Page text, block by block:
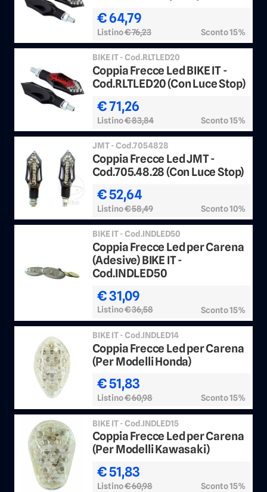
€ 64,79
Listino€ 76,23 Sconto 15%
BIKE IT - Cod.RLTLED20
Coppia Frecce Led BIKE IT -
Cod.RLTLED20 (Con Luce Stop)
€ 71,26
Listino€ 83,84 Sconto 15%
JMT - Cod.7054828
Coppia Frecce Led JMT -
Cod.705.48.28 (Con Luce Stop)
€ 52,64
Listino€ 58,49 Sconto 10%
BIKE IT - Cod.INDLED50
Coppia Frecce Led per Carena
(Adesive) BIKE IT -
Cod.INDLED50
€ 31,09
Listino€ 36,58 Sconto 15%
BIKE IT - Cod.INDLED14
Coppia Frecce Led per Carena
(Per Modelli Honda)
€ 51,83
Listino€ 60,98 Sconto 15%
BIKE IT - Cod.INDLED15
Coppia Frecce Led per Carena
(Per Modelli Kawasaki)
€ 51,83
Listino€ 60,98 Sconto 15%